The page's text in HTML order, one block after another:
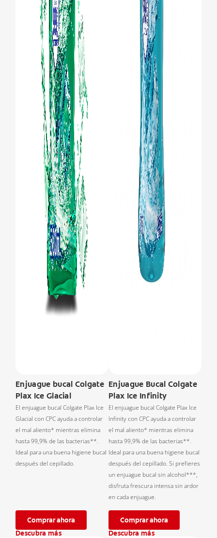
Enjuague bucal Colgate
Plax Ice Glacial
El enjuague bucal Colgate Plax Ice
Glacial con CPC ayuda a controlar
el mal aliento* mientras elimina
hasta 99,9% de las bacterias**.
Ideal para una buena higiene bucal
después del cepillado.
Comprar ahora
Descubra más
Enjuague Bucal Colgate
Plax Ice Infinity
El enjuague bucal Colgate Plax Ice
Infinity con CPC ayuda a controlar
el mal aliento* mientras elimina
hasta 99,9% de las bacterias**.
Ideal para una buena higiene bucal
después del cepillado. Si prefieres
un enjuague bucal sin alcohol***,
disfruta frescura intensa sin ardor
en cada enjuague.
Comprar ahora
Descubra más